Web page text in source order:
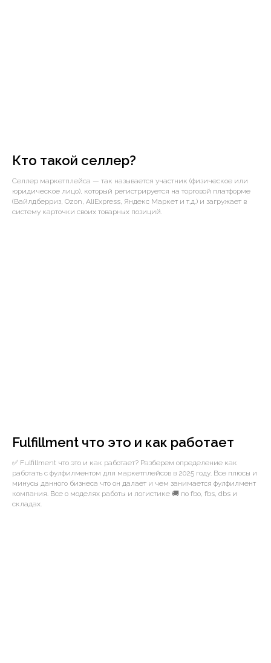
Кто такой селлер?
Селлер маркетплейса — так называется участник (физическое или
юридическое лицо), который регистрируется на торговой платформе
(Вайлдберриз, Ozon, AliExpress, Яндекс Маркет и т.д.) и загружает в
систему карточки своих товарных позиций.
Fulfillment что это и как работает
✅ Fulfillment что это и как работает? Разберем определение как
работать с фулфилментом для маркетплейсов в 2025 году. Все плюсы и
минусы данного бизнеса что он далает и чем занимается фулфилмент
компания. Все о моделях работы и логистике 🚚 по fbo, fbs, dbs и
складах.